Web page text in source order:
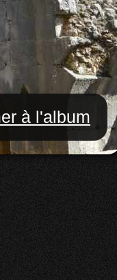
à l'album